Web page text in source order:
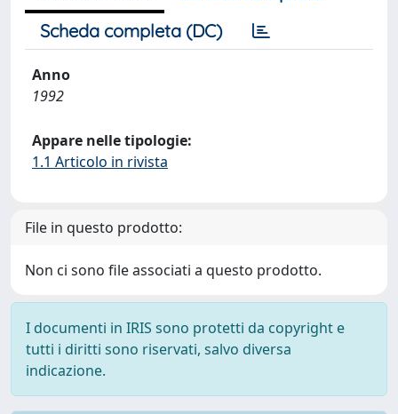
Scheda completa (DC)
Anno
1992
Appare nelle tipologie:
1.1 Articolo in rivista
File in questo prodotto:
Non ci sono file associati a questo prodotto.
I documenti in IRIS sono protetti da copyright e
tutti i diritti sono riservati, salvo diversa
indicazione.